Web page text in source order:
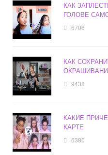
КАК
ГОЛОВЕ
6706
КАК
9438
КАКИЕ
КАРТЕ
6380